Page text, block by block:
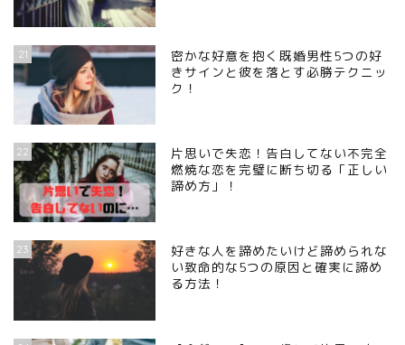
21
密かな好意を抱く既婚男性5つの好
きサインと彼を落とす必勝テクニッ
ク！
22
片思いで失恋！告白してない不完全
燃焼な恋を完璧に断ち切る「正しい
諦め方」！
23
好きな人を諦めたいけど諦められな
い致命的な5つの原因と確実に諦め
る方法！